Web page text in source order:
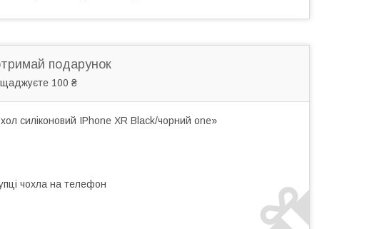
подарунок
100 ₴
силіконовий IPhone XR Black/чорний one»
чохла на телефон